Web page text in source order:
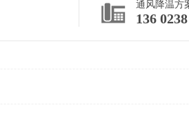
通风降温方
136